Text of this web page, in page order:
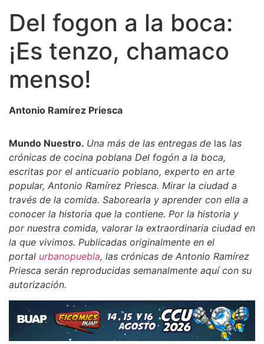
Del fogon a la boca:
¡Es tenzo, chamaco
menso!
Antonio Ramírez Priesca
Mundo Nuestro. Una más de las entregas de las las
crónicas de cocina poblana Del fogón a la boca,
escritas por el anticuario poblano, experto en arte
popular, Antonio Ramírez Priesca. Mirar la ciudad a
través de la comida. Saborearla y aprender con ella a
conocer la historia que la contiene. Por la historia y
por nuestra comida, valorar la extraordinaria ciudad en
la que vivimos. Publicadas originalmente en el
portal urbanopuebla, las crónicas de Antonio Ramírez
Priesca serán reproducidas semanalmente aquí con su
autorización.